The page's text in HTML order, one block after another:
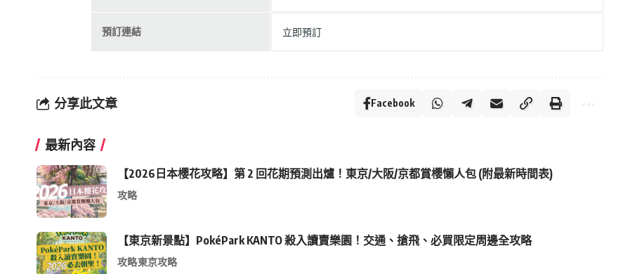
預訂連結 立即預訂
分享此文章 Facebook
最新內容
【2026日本櫻花攻略】第 2 回花期預測出爐！東京/大阪/京都賞櫻懶人包 (附最新時間表)
攻略
【東京新景點】PokéPark KANTO 殺入讀賣樂園！交通、搶飛、必買限定周邊全攻略
攻略東京攻略